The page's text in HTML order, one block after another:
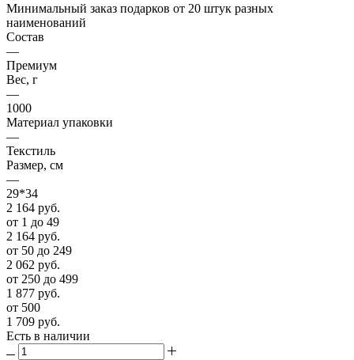
Минимальный заказ подарков от 20 штук разных
наименований
Состав
—
Премиум
Вес, г
—
1000
Материал упаковки
—
Текстиль
Размер, см
—
29*34
2 164 руб.
от 1 до 49
2 164 руб.
от 50 до 249
2 062 руб.
от 250 до 499
1 877 руб.
от 500
1 709 руб.
Есть в наличии